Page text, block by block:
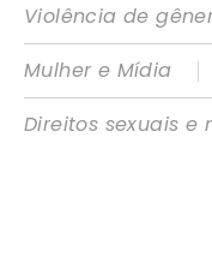
Violência de
Mulher e Mídia
|
Direitos sexuais e